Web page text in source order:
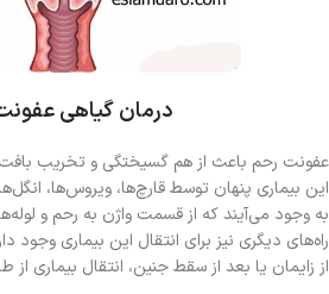
درمان گیاهی
عفونت رحم باعث از هم گسیختگی و تخریب
این بیماری پنهان توسط قارچ‌ها، ویروس‌ها،
به وجود می‌آیند که از قسمت‌ واژن به رحم و
راه‌های دیگری نیز برای انتقال این بیماری وجود
از زایمان یا بعد از سقط جنین، انتقال بیماری